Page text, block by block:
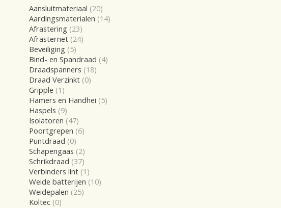
Aansluitmateriaal (20)
Aardingsmaterialen (14)
Afrastering (23)
Afrasternet (24)
Beveiliging (5)
Bind- en Spandraad (4)
Draadspanners (18)
Draad Verzinkt (0)
Gripple (1)
Hamers en Handhei (5)
Haspels (9)
Isolatoren (47)
Poortgrepen (6)
Puntdraad (0)
Schapengaas (2)
Schrikdraad (37)
Verbinders lint (1)
Weide batterijen (10)
Weidepalen (25)
Koltec (0)